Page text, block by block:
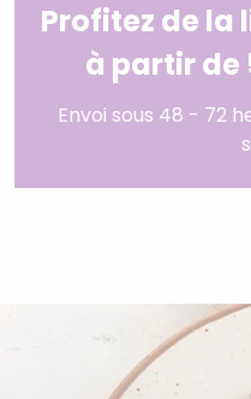
Profitez de
à partir de
Envoi sous 48 - 72